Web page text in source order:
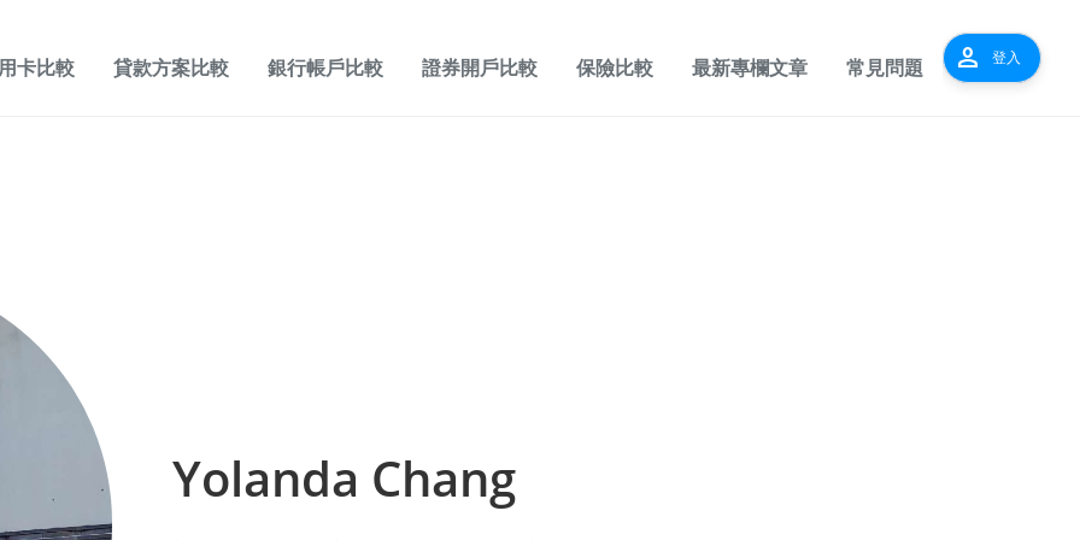
卡比較 貸款方案比較 銀行帳戶比較 證券開戶比較 保險比較 最新專欄文章 常見問題 person 登入
Yolanda Chang